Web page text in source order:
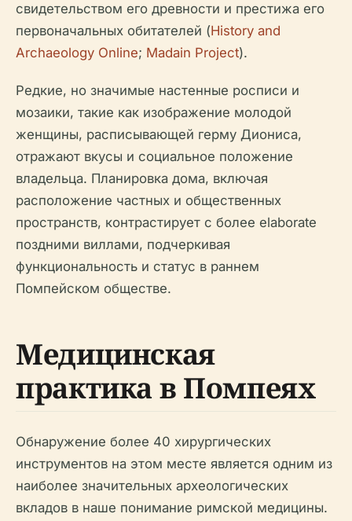
свидетельством его древности и престижа его
первоначальных обитателей (History and
Archaeology Online; Madain Project).
Редкие, но значимые настенные росписи и
мозаики, такие как изображение молодой
женщины, расписывающей герму Диониса,
отражают вкусы и социальное положение
владельца. Планировка дома, включая
расположение частных и общественных
пространств, контрастирует с более elaborate
поздними виллами, подчеркивая
функциональность и статус в раннем
Помпейском обществе.
Медицинская
практика в Помпеях
Обнаружение более 40 хирургических
инструментов на этом месте является одним из
наиболее значительных археологических
вкладов в наше понимание римской медицины.